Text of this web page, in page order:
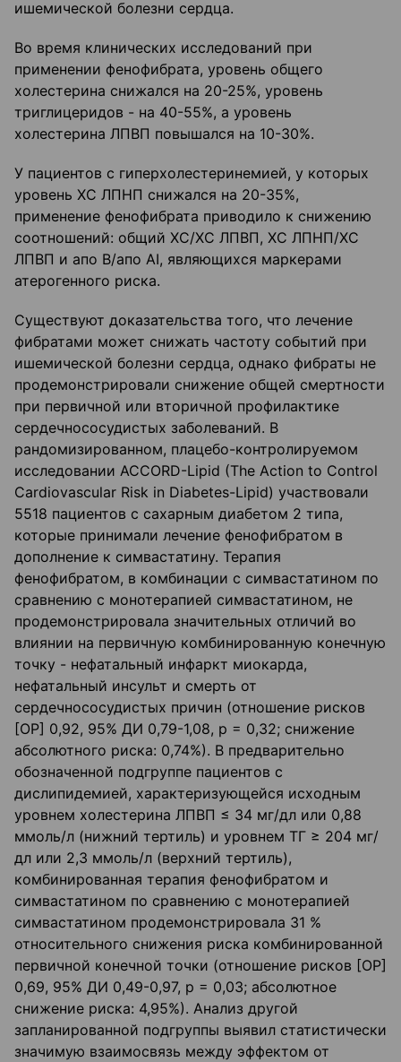
ишемической болезни сердца.
Во время клинических исследований при
применении фенофибрата, уровень общего
холестерина снижался на 20-25%, уровень
триглицеридов - на 40-55%, а уровень
холестерина ЛПВП повышался на 10-30%.
У пациентов с гиперхолестеринемией, у которых
уровень ХС ЛПНП снижался на 20-35%,
применение фенофибрата приводило к снижению
соотношений: общий ХС/ХС ЛПВП, ХС ЛПНП/ХС
ЛПВП и апо В/апо AI, являющихся маркерами
атерогенного риска.
Существуют доказательства того, что лечение
фибратами может снижать частоту событий при
ишемической болезни сердца, однако фибраты не
продемонстрировали снижение общей смертности
при первичной или вторичной профилактике
сердечнососудистых заболеваний. В
рандомизированном, плацебо-контролируемом
исследовании ACCORD-Lipid (The Action to Control
Cardiovascular Risk in Diabetes-Lipid) участвовали
5518 пациентов с сахарным диабетом 2 типа,
которые принимали лечение фенофибратом в
дополнение к симвастатину. Терапия
фенофибратом, в комбинации с симвастатином по
сравнению с монотерапией симвастатином, не
продемонстрировала значительных отличий во
влиянии на первичную комбинированную конечную
точку - нефатальный инфаркт миокарда,
нефатальный инсульт и смерть от
сердечнососудистых причин (отношение рисков
[ОР] 0,92, 95% ДИ 0,79-1,08, р = 0,32; снижение
абсолютного риска: 0,74%). В предварительно
обозначенной подгруппе пациентов с
дислипидемией, характеризующейся исходным
уровнем холестерина ЛПВП ≤ 34 мг/дл или 0,88
ммоль/л (нижний тертиль) и уровнем ТГ ≥ 204 мг/
дл или 2,3 ммоль/л (верхний тертиль),
комбинированная терапия фенофибратом и
симвастатином по сравнению с монотерапией
симвастатином продемонстрировала 31 %
относительного снижения риска комбинированной
первичной конечной точки (отношение рисков [ОР]
0,69, 95% ДИ 0,49-0,97, р = 0,03; абсолютное
снижение риска: 4,95%). Анализ другой
запланированной подгруппы выявил статистически
значимую взаимосвязь между эффектом от